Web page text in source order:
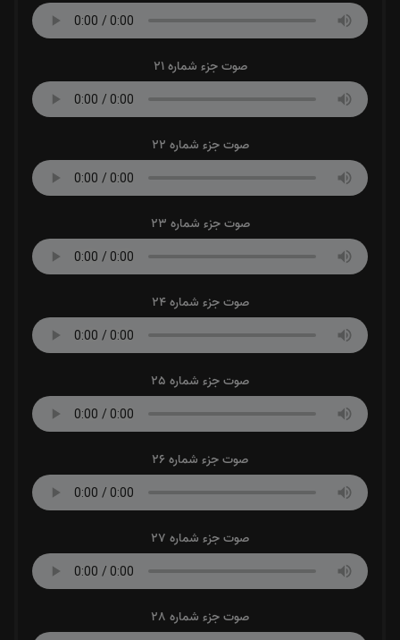
صوت جزء شماره 21
صوت جزء شماره 22
صوت جزء شماره 23
صوت جزء شماره 24
صوت جزء شماره 25
صوت جزء شماره 26
صوت جزء شماره 27
صوت جزء شماره 28